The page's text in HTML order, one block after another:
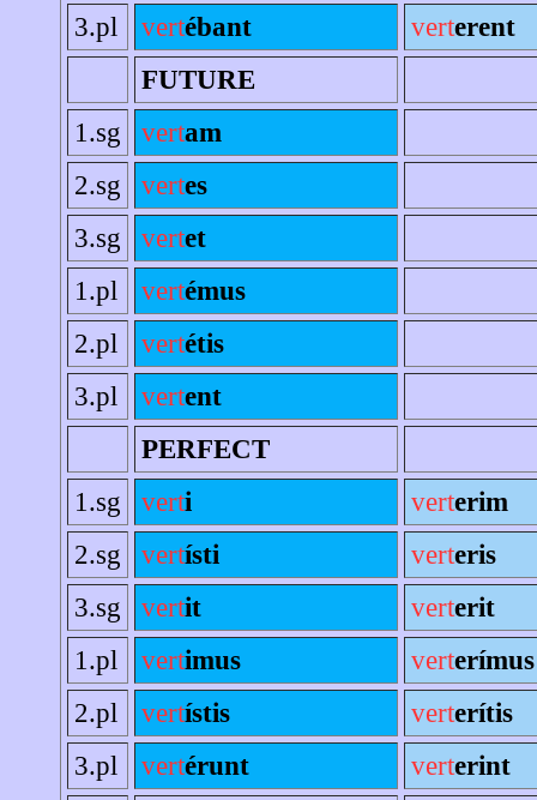
3.pl
vertébant verterent
FUTURE
1.sg
vertam
2.sg
vertes
3.sg
vertet
1.pl
vertémus
2.pl
vertétis
3.pl
vertent
PERFECT
1.sg
verti verterim
2.sg
vertísti verteris
3.sg
vertit verterit
1.pl
vertimus verterímus
2.pl
vertístis verterítis
3.pl
vertérunt verterint